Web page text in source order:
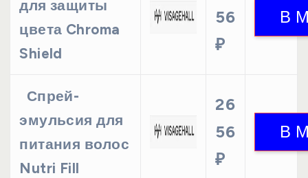
для защиты
цвета Chroma
Shield
56
₽
Спрей-
эмульсия для
питания волос
Nutri Fill
26
56
₽